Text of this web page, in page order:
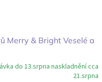
Merry & Bright Veselé a
do 13.srpna naskladnění cca
21.srpna